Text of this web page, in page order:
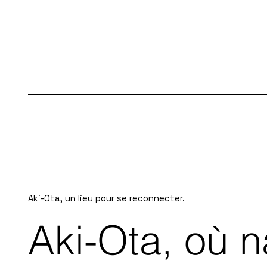
Aki-Ota, un lieu pour se reconnecter.
Aki-Ota, où